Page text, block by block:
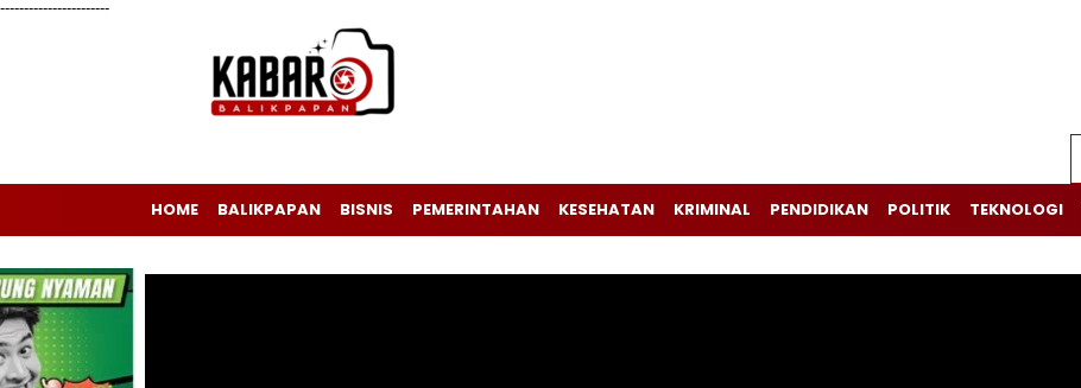
-----------------------
HOME BALIKPAPAN BISNIS PEMERINTAHAN KESEHATAN KRIMINAL PENDIDIKAN POLITIK TEKNOLOGI